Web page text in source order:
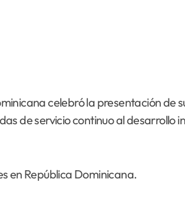
celebró la presentación de
de servicio continuo al desarrollo
en República Dominicana.